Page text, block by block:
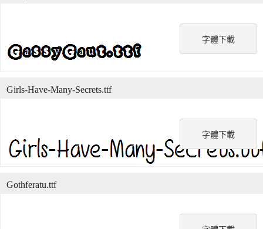
字體下載
字體下載
Girls-Have-Many-Secrets.ttf
Gothferatu.ttf